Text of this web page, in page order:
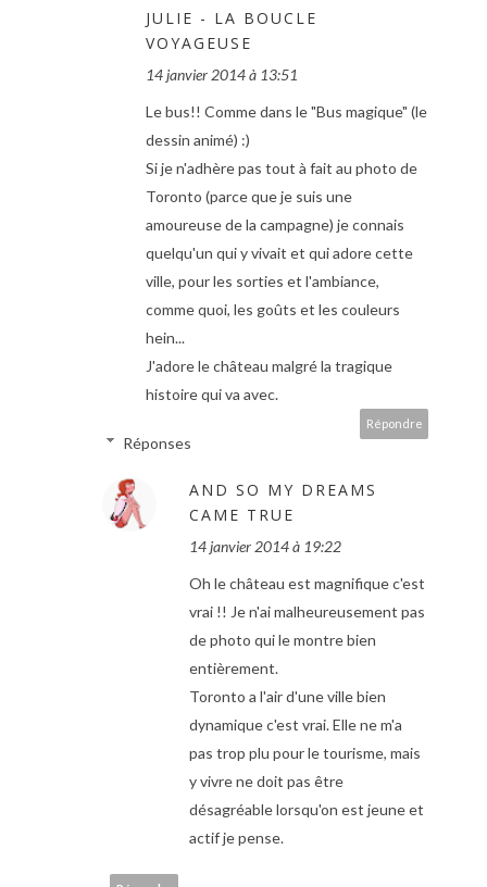
JULIE - LA BOUCLE
VOYAGEUSE
14 janvier 2014 à 13:51
Le bus!! Comme dans le "Bus magique" (le
dessin animé) :)
Si je n'adhère pas tout à fait au photo de
Toronto (parce que je suis une
amoureuse de la campagne) je connais
quelqu'un qui y vivait et qui adore cette
ville, pour les sorties et l'ambiance,
comme quoi, les goûts et les couleurs
hein...
J'adore le château malgré la tragique
histoire qui va avec.
Répondre
Réponses
AND SO MY DREAMS
CAME TRUE
14 janvier 2014 à 19:22
Oh le château est magnifique c'est
vrai !! Je n'ai malheureusement pas
de photo qui le montre bien
entièrement.
Toronto a l'air d'une ville bien
dynamique c'est vrai. Elle ne m'a
pas trop plu pour le tourisme, mais
y vivre ne doit pas être
désagréable lorsqu'on est jeune et
actif je pense.